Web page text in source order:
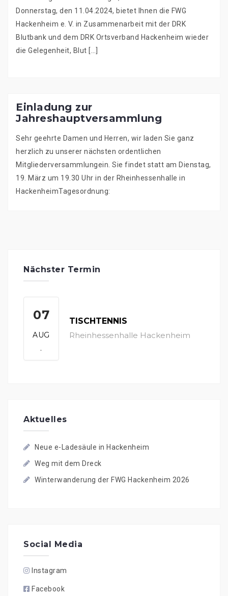
Donnerstag, den 11.04.2024, bietet Ihnen die FWG
Hackenheim e. V. in Zusammenarbeit mit der DRK
Blutbank und dem DRK Ortsverband Hackenheim wieder
die Gelegenheit, Blut […]
Einladung zur
Jahreshauptversammlung
Sehr geehrte Damen und Herren, wir laden Sie ganz
herzlich zu unserer nächsten ordentlichen
Mitgliederversammlungein. Sie findet statt am Dienstag,
19. März um 19.30 Uhr in der Rheinhessenhalle in
HackenheimTagesordnung:
Nächster Termin
07
AUG
.
TISCHTENNIS
Rheinhessenhalle Hackenheim
Aktuelles
Neue e-Ladesäule in Hackenheim
Weg mit dem Dreck
Winterwanderung der FWG Hackenheim 2026
Social Media
Instagram
Facebook